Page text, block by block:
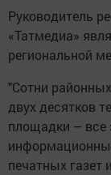
Руководитель
«Татмедиа»
региональной
"Сотни
двух десятков
площадки – все
печатных газет